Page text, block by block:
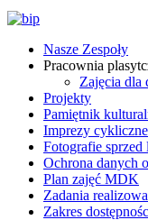
Nasze Zespoły
Pracownia
Zajęcia dla
Projekty
Pamiętnik
Imprezy cykliczne
Fotografie sprzed
Ochrona danych
Plan zajęć MDK
Zadania
Zakres